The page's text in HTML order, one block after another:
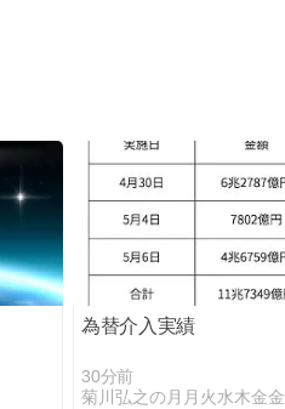
為替介入実績
30分前
菊川弘之の月月火水木金金